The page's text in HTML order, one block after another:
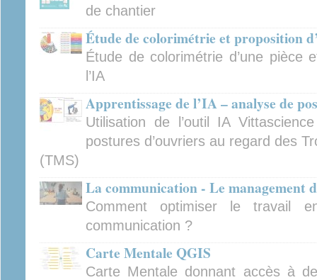
de chantier
Étude de colorimétrie et proposition
Étude de colorimétrie d’une pièce
l’IA
Apprentissage de l’IA – analyse de
Utilisation de l’outil IA
postures d’ouvriers au regard des
(TMS)
La communication - Le management
Comment optimiser le travail
communication ?
Carte Mentale QGIS
Carte Mentale donnant accès à